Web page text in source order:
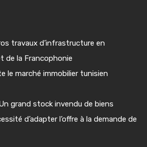
travaux d’infrastructure en
de la Francophonie
le marché immobilier tunisien
grand stock invendu de biens
d’adapter l’offre à la demande de